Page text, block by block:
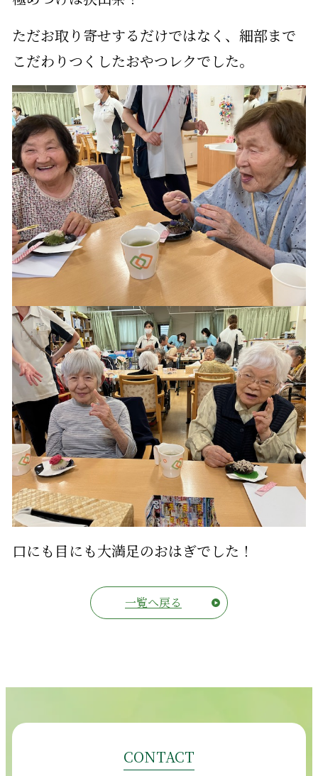
ただお取り寄せするだけではなく、細部まで
こだわりつくしたおやつレクでした。
口にも目にも大満足のおはぎでした！
一覧へ戻る
CONTACT